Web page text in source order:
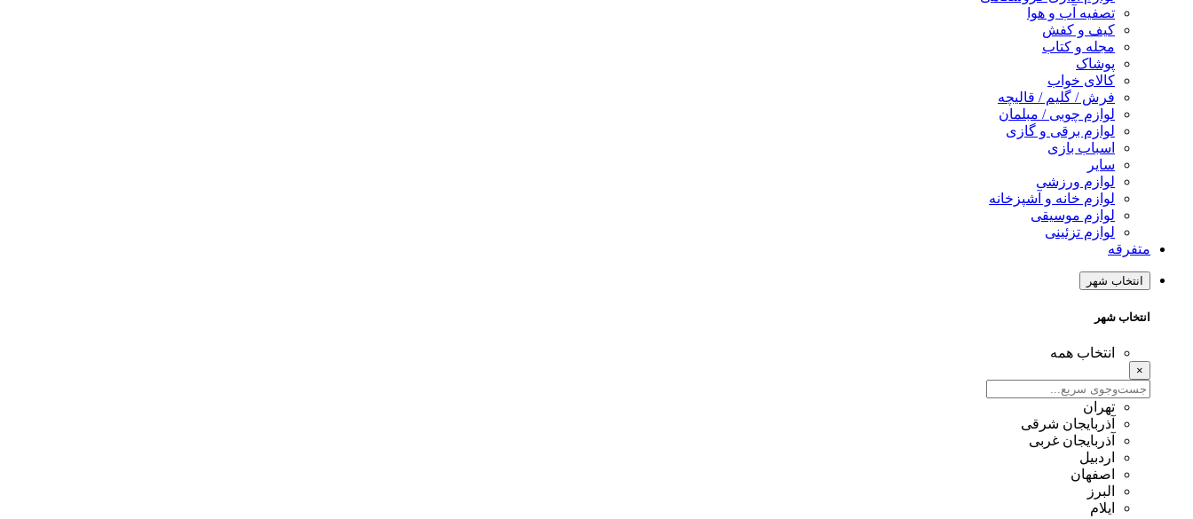
تصفیه آب و هوا
کیف و کفش
مجله و کتاب
پوشاک
کالای خواب
فرش / گلیم / قالیچه
لوازم چوبی / مبلمان
لوازم برقی و گازی
اسباب بازی
سایر
لوازم ورزشی
لوازم خانه و آشپزخانه
لوازم موسیقی
لوازم تزئینی
متفرقه
انتخاب شهر
انتخاب شهر
انتخاب همه
×
تهران
آذربایجان شرقی
آذربایجان غربی
اردبیل
اصفهان
البرز
ایلام